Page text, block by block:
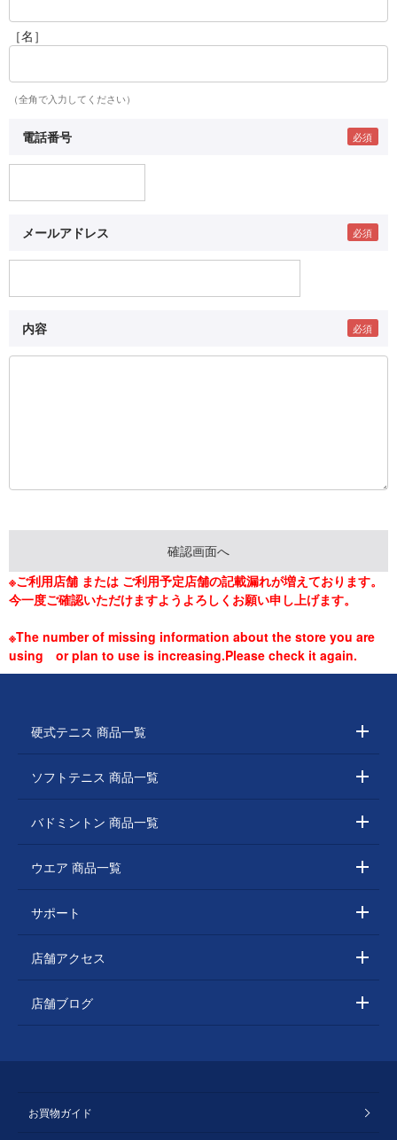
［名］
（全角で入力してください）
電話番号
メールアドレス
内容
※ご利用店舗 または ご利用予定店舗の記載漏れが増えております。
今一度ご確認いただけますようよろしくお願い申し上げます。
※The number of missing information about the store you are
using or plan to use is increasing.Please check it again.
硬式テニス 商品一覧
ソフトテニス 商品一覧
バドミントン 商品一覧
ウエア 商品一覧
サポート
店舗アクセス
店舗ブログ
お買物ガイド